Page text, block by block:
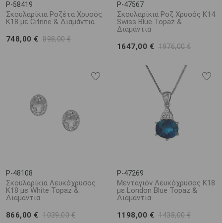
P-58419
Σκουλαρίκια Ροζέτα Χρυσός
Κ18 με Citrine & Διαμάντια
748,00 € 898,00 €
P-47567
Σκουλαρίκια Ροζ Χρυσός Κ14
Swiss Blue Topaz &
Διαμάντια
1647,00 € 1976,00 €
P-48108
Σκουλαρίκια Λευκόχρυσος
Κ18 με White Topaz &
Διαμάντια
866,00 € 1039,00 €
P-47269
Μενταγιόν Λευκόχρυσος Κ18
με London Blue Topaz &
Διαμάντια
1198,00 € 1438,00 €